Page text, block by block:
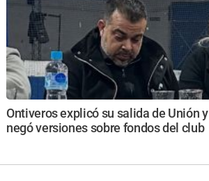
Ontiveros explicó su salida de Unión y
negó versiones sobre fondos del club